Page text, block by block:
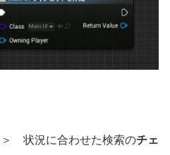
状況に合わせた検索のチェ